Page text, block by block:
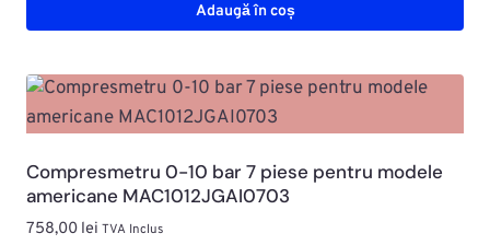
Adaugă în coș
Compresmetru 0-10 bar 7 piese pentru modele
americane MAC1012JGAI0703
758,00 lei TVA Inclus